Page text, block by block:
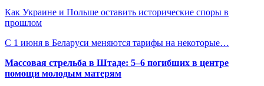
Как Украине и Польше оставить исторические споры в
прошлом
С 1 июня в Беларуси меняются тарифы на некоторые…
Массовая стрельба в Штаде: 5–6 погибших в центре
помощи молодым матерям